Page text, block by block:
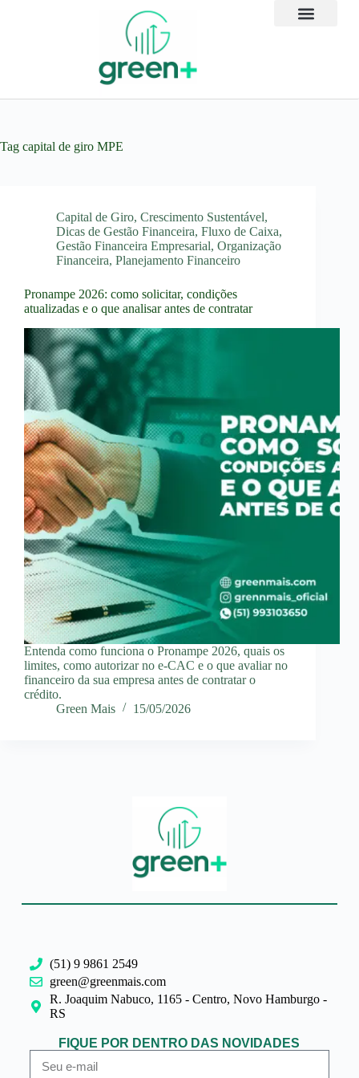
Tag capital de giro MPE
Capital de Giro, Crescimento Sustentável,
Dicas de Gestão Financeira, Fluxo de Caixa,
Gestão Financeira Empresarial, Organização
Financeira, Planejamento Financeiro
Pronampe 2026: como solicitar, condições
atualizadas e o que analisar antes de contratar
Entenda como funciona o Pronampe 2026, quais os
limites, como autorizar no e-CAC e o que avaliar no
financeiro da sua empresa antes de contratar o
crédito.
Green Mais
15/05/2026
(51) 9 9861 2549
green@greenmais.com
R. Joaquim Nabuco, 1165 - Centro, Novo Hamburgo -
RS
FIQUE POR DENTRO DAS NOVIDADES